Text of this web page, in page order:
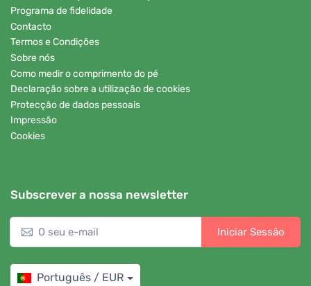
Programa de fidelidade
Contacto
Termos e Condições
Sobre nós
Como medir o comprimento do pé
Declaração sobre a utilização de cookies
Protecção de dados pessoais
Impressão
Cookies
Subscrever a nossa newsletter
Iniciar Sessão
Português / EUR